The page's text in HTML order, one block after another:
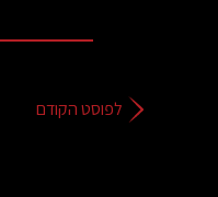
לפוסט הקודם